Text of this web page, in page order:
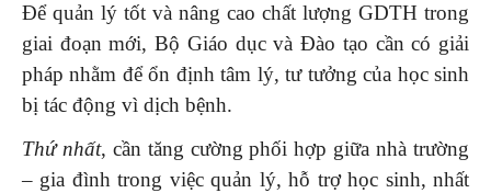
Để quản lý tốt và nâng cao chất lượng GDTH trong
giai đoạn mới, Bộ Giáo dục và Đào tạo cần có giải
pháp nhằm để ổn định tâm lý, tư tưởng của học sinh
bị tác động vì dịch bệnh.
Thứ nhất, cần tăng cường phối hợp giữa nhà trường
– gia đình trong việc quản lý, hỗ trợ học sinh, nhất